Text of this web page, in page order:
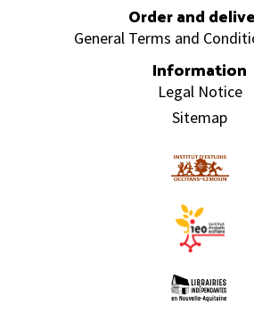
Order and
General Terms and
Information
Legal Notice
Sitemap